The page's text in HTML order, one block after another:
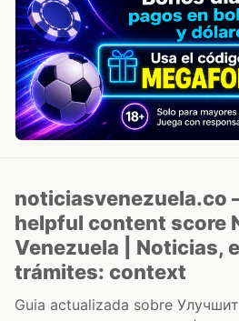
noticiasvenezuela.co
helpful content score
Venezuela | Noticias,
trámites: context
Guia actualizada sobre